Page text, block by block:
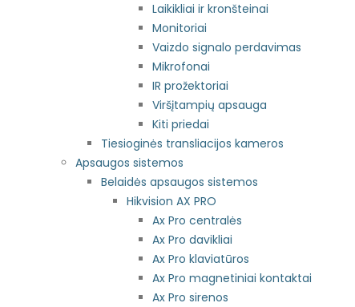
Laikikliai ir kronšteinai
Monitoriai
Vaizdo signalo perdavimas
Mikrofonai
IR prožektoriai
Viršįtampių apsauga
Kiti priedai
Tiesioginės transliacijos kameros
Apsaugos sistemos
Belaidės apsaugos sistemos
Hikvision AX PRO
Ax Pro centralės
Ax Pro davikliai
Ax Pro klaviatūros
Ax Pro magnetiniai kontaktai
Ax Pro sirenos